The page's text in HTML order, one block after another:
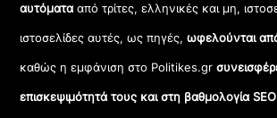
αυτόματααπό τρίτες, ελληνικές και μη,
ιστοσελίδες αυτές, ως πηγές,ωφελούνται
καθώς η εμφάνιση στο Politikes.gr
επισκεψιμότητά τους και στη βαθμολογία SEO